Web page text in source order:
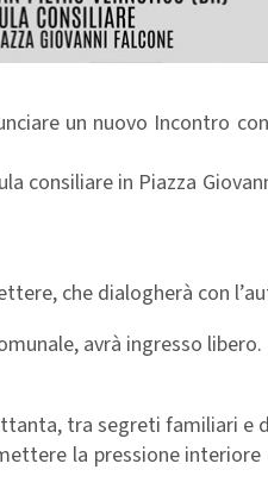
un nuovo Incontro
consiliare in Piazza
che dialogherà con
avrà ingresso libero.
tra segreti familiari e
la pressione